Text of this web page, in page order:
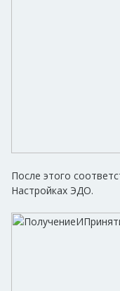
После этого
Настройках ЭДО.